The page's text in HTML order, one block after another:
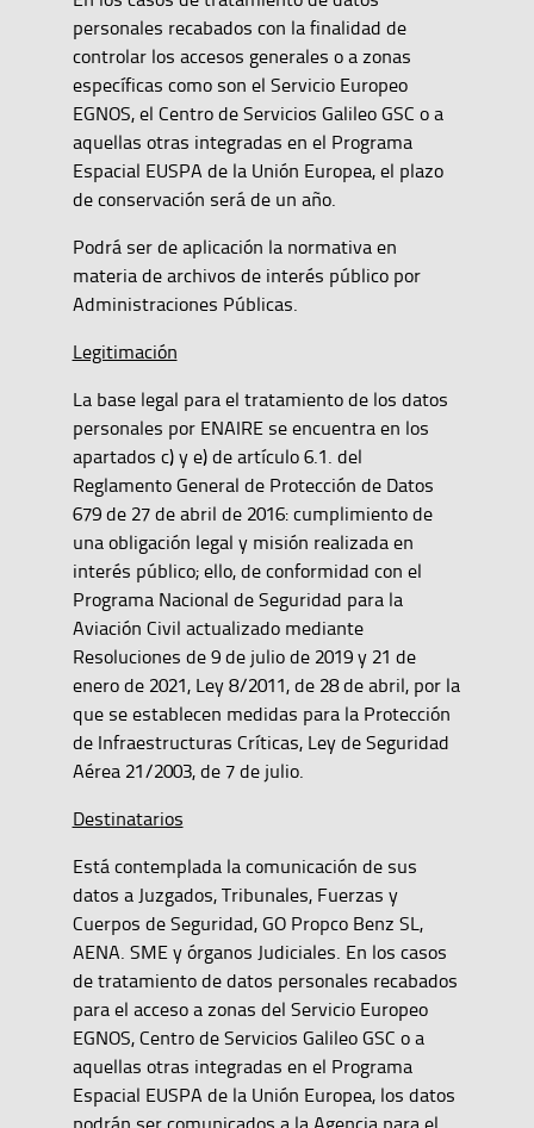
personales recabados con la finalidad de
controlar los accesos generales o a zonas
específicas como son el Servicio Europeo
EGNOS, el Centro de Servicios Galileo GSC o a
aquellas otras integradas en el Programa
Espacial EUSPA de la Unión Europea, el plazo
de conservación será de un año.
Podrá ser de aplicación la normativa en
materia de archivos de interés público por
Administraciones Públicas.
Legitimación
La base legal para el tratamiento de los datos
personales por ENAIRE se encuentra en los
apartados c) y e) de artículo 6.1. del
Reglamento General de Protección de Datos
679 de 27 de abril de 2016: cumplimiento de
una obligación legal y misión realizada en
interés público; ello, de conformidad con el
Programa Nacional de Seguridad para la
Aviación Civil actualizado mediante
Resoluciones de 9 de julio de 2019 y 21 de
enero de 2021, Ley 8/2011, de 28 de abril, por la
que se establecen medidas para la Protección
de Infraestructuras Críticas, Ley de Seguridad
Aérea 21/2003, de 7 de julio.
Destinatarios
Está contemplada la comunicación de sus
datos a Juzgados, Tribunales, Fuerzas y
Cuerpos de Seguridad, GO Propco Benz SL,
AENA. SME y órganos Judiciales. En los casos
de tratamiento de datos personales recabados
para el acceso a zonas del Servicio Europeo
EGNOS, Centro de Servicios Galileo GSC o a
aquellas otras integradas en el Programa
Espacial EUSPA de la Unión Europea, los datos